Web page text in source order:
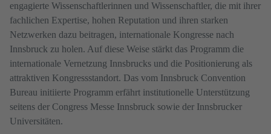
engagierte Wissenschaftlerinnen und Wissenschaftler, die mit ihrer
fachlichen Expertise, hohen Reputation und ihren starken
Netzwerken dazu beitragen, internationale Kongresse nach
Innsbruck zu holen. Auf diese Weise stärkt das Programm die
internationale Vernetzung Innsbrucks und die Positionierung als
attraktiven Kongressstandort. Das vom Innsbruck Convention
Bureau initiierte Programm erfährt institutionelle Unterstützung
seitens der Congress Messe Innsbruck sowie der Innsbrucker
Universitäten.